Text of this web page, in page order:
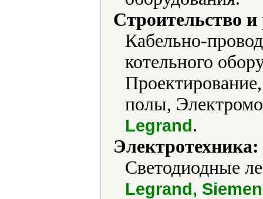
Строительство
Кабельно-
котельного
полы,
Legrand.
Электротехника:
Светодиодные
Legrand,